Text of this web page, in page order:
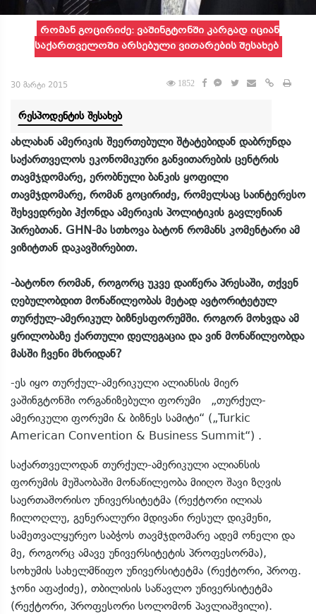
რომან გოცირიძე: ვაშინგტონში კარგად იციან
საქართველოში არსებული ვითარების შესახებ
30 მარტი 2015 1852
რესპოდენტის შესახებ
ახლახან ამერიკის შეერთებული შტატებიდან დაბრუნდა
საქართველოს ეკონომიკური განვითარების ცენტრის
თავმჯდომარე, ერობნული ბანკის ყოფილი
თავმჯდომარე, რომან გოცირიძე, რომელსაც საინტერესო
შეხვედრები ჰქონდა ამერიკის პოლიტიკის გავლენიან
პირებთან. GHN-მა სთხოვა ბატონ რომანს კომენტარი ამ
ვიზიტთან დაკავშირებით.
-ბატონო რომან, როგორც უკვე დაიწერა პრესაში, თქვენ
ღებულობდით მონაწილეობას მეტად ავტორიტეტულ
თურქულ-ამერიკულ ბიზნესფორუმში. როგორ მოხვდა ამ
ყრილობაზე ქართული დელეგაცია და ვინ მონაწილეობდა
მასში ჩვენი მხრიდან?
-ეს იყო თურქულ-ამერიკული ალიანსის მიერ
ვაშინგტონში ორგანიზებული ფორუმი „თურქულ-
ამერიკული ფორუმი & ბიზნეს სამიტი“ („Turkic
American Convention & Business Summit“) .
საქართველოდან თურქულ-ამერიკული ალიანსის
ფორუმის მუშაობაში მონაწილეობა მიიღო შავი ზღვის
საერთაშორისო უნივერსიტეტმა (რექტორი ილიას
ჩილოღლუ, გენერალური მდივანი რესულ დიკმენი,
სამეთვალყურეო საბჭოს თავმჯდომარე ადემ ონელი და
მე, როგორც ამავე უნივერსიტეტის პროფესორმა),
სოხუმის სახელმწიფო უნივერსიტეტმა (რექტორი, პროფ.
ჯონი აფაქიძე), თბილისის საწავლო უნივერსიტეტმა
(რექტორი, პროფესორი სოლომონ პავლიაშვილი).